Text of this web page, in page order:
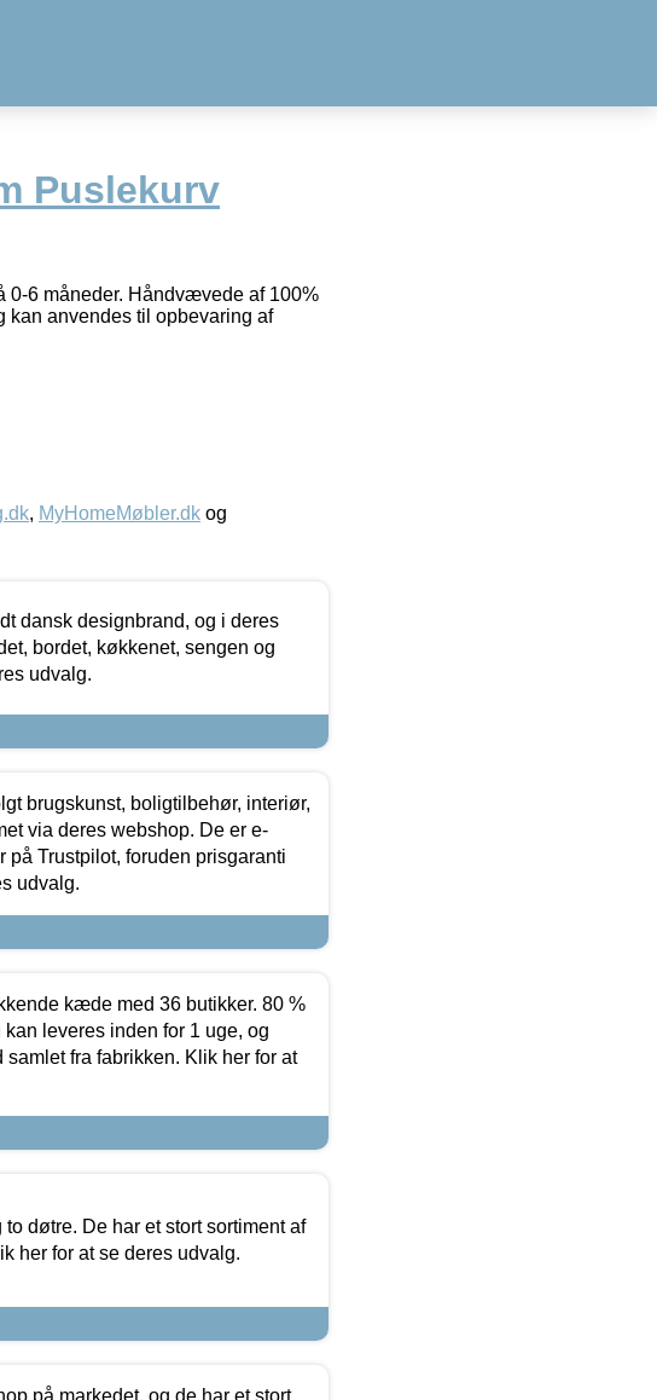
Puslekurv
0-6 måneder. Håndvævede af 100%
kan anvendes til opbevaring af
, MyHomeMøbler.dk og
dansk designbrand, og i deres
bordet, køkkenet, sengen og
udvalg.
brugskunst, boligtilbehør, interiør,
via deres webshop. De er e-
Trustpilot, foruden prisgaranti
udvalg.
kæde med 36 butikker. 80 %
leveres inden for 1 uge, og
fra fabrikken. Klik her for at
døtre. De har et stort sortiment af
her for at se deres udvalg.
på markedet, og de har et stort